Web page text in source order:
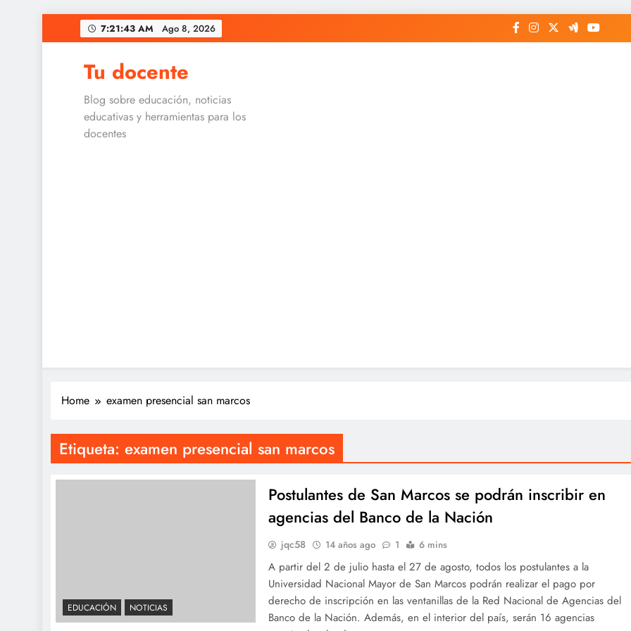
to
7:21:43 AM Ago 8, 2026
Tu docente
Blog sobre educación, noticias
educativas y herramientas para los
docentes
Home examen presencial san marcos
Etiqueta: examen presencial san marcos
EDUCACIÓN NOTICIAS
Postulantes de San Marcos se podrán inscribir en
agencias del Banco de la Nación
jqc58 14 años ago 1 6 mins
A partir del 2 de julio hasta el 27 de agosto, todos los postulantes a la
Universidad Nacional Mayor de San Marcos podrán realizar el pago por
derecho de inscripción en las ventanillas de la Red Nacional de Agencias del
Banco de la Nación. Además, en el interior del país, serán 16 agencias